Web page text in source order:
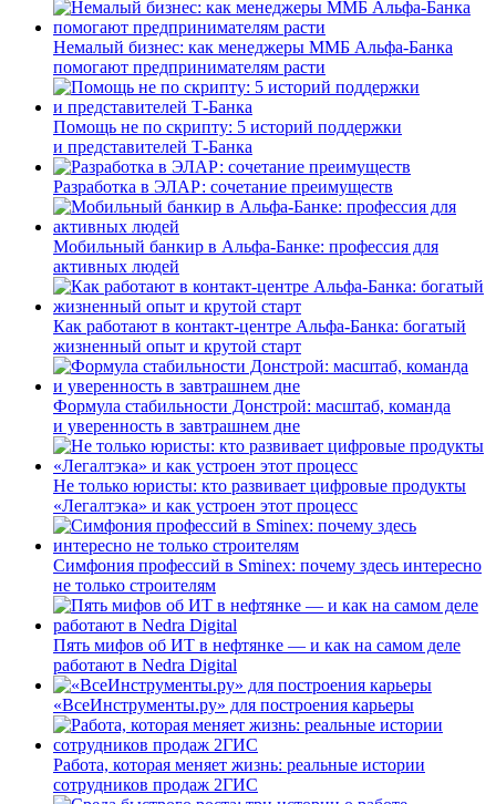
Немалый бизнес: как менеджеры ММБ Альфа-Банка
помогают предпринимателям расти
Помощь не по скрипту: 5 историй поддержки
и представителей Т-Банка
Разработка в ЭЛАР: сочетание преимуществ
Мобильный банкир в Альфа-Банке: профессия для
активных людей
Как работают в контакт-центре Альфа-Банка: богатый
жизненный опыт и крутой старт
Формула стабильности Донстрой: масштаб, команда
и уверенность в завтрашнем дне
Не только юристы: кто развивает цифровые продукты
«Легалтэка» и как устроен этот процесс
Симфония профессий в Sminex: почему здесь интересно
не только строителям
Пять мифов об ИТ в нефтянке — и как на самом деле
работают в Nedra Digital
«ВсеИнструменты.ру» для построения карьеры
Работа, которая меняет жизнь: реальные истории
сотрудников продаж 2ГИС